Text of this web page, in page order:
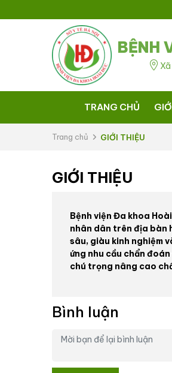
BỆNH
TRANG CHỦ
Trang chủ GIỚI THIỆU
GIỚI THIỆU
Bệnh viện Đa khoa
nhân dân trên địa bàn
sâu, giàu kinh nghiệm
ứng nhu cầu chẩn
chú trọng nâng cao
Bình luận